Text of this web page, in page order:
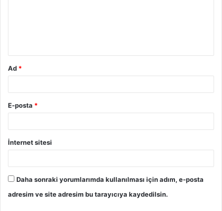
Ad *
E-posta *
İnternet sitesi
Daha sonraki yorumlarımda kullanılması için adım, e-posta
adresim ve site adresim bu tarayıcıya kaydedilsin.